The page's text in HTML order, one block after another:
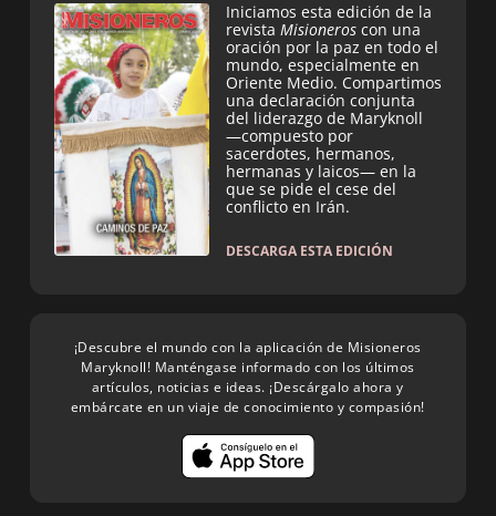
Iniciamos esta edición de la
revista Misioneros con una
oración por la paz en todo el
mundo, especialmente en
Oriente Medio. Compartimos
una declaración conjunta
del liderazgo de Maryknoll
—compuesto por
sacerdotes, hermanos,
hermanas y laicos— en la
que se pide el cese del
conflicto en Irán.
DESCARGA ESTA EDICIÓN
¡Descubre el mundo con la aplicación de Misioneros
Maryknoll! Manténgase informado con los últimos
artículos, noticias e ideas. ¡Descárgalo ahora y
embárcate en un viaje de conocimiento y compasión!